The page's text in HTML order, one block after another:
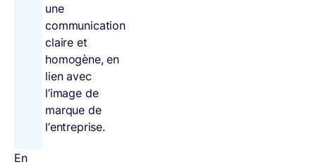
une
communication
claire et
homogène, en
lien avec
l’image de
marque de
l’entreprise.
En